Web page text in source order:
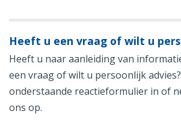
Heeft u een vraag of wilt u
Heeft u naar aanleiding van
een vraag of wilt u persoonlijk
onderstaande reactieformulier in of
ons op.